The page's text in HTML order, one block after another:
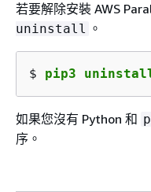
若要解除安裝 AWS
uninstall 。
$ pip3
如果您沒有 Python 和
序。